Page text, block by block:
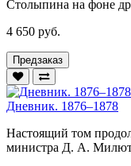
Столыпина на фоне
4 650 руб.
Предзаказ
Дневник. 1876–1878
Настоящий том
министра Д. А.